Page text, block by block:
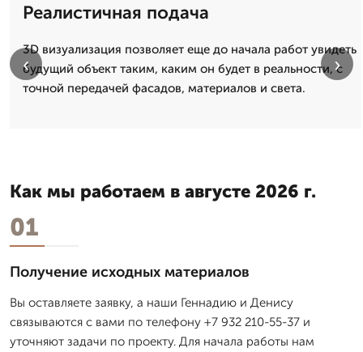
Реалистичная подача
3D визуализация позволяет еще до начала работ увидеть
будущий объект таким, каким он будет в реальности, с
точной передачей фасадов, материалов и света.
‹ ›
Как мы работаем в августе 2026 г.
01
Получение исходных материалов
Вы оставляете заявку, а наши Геннадию и Денису
связываются с вами по телефону +7 932 210-55-37 и
уточняют задачи по проекту. Для начала работы нам